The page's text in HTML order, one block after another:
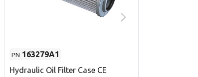
PN 163279A1
Hydraulic Oil Filter Case CE